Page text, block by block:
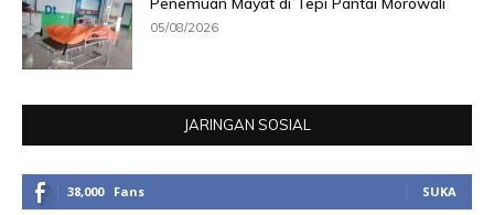
05/08/2026
JARINGAN SOSIAL
38,000 Fans SUKA